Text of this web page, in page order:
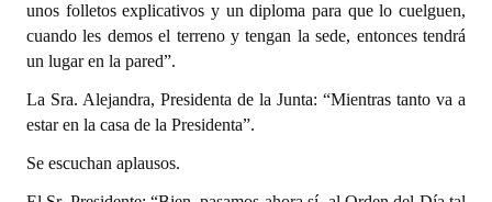
unos folletos explicativos y un diploma para que lo cuelguen,
cuando les demos el terreno y tengan la sede, entonces tendrá
un lugar en la pared”.
La Sra. Alejandra, Presidenta de la Junta: “Mientras tanto va a
estar en la casa de la Presidenta”.
Se escuchan aplausos.